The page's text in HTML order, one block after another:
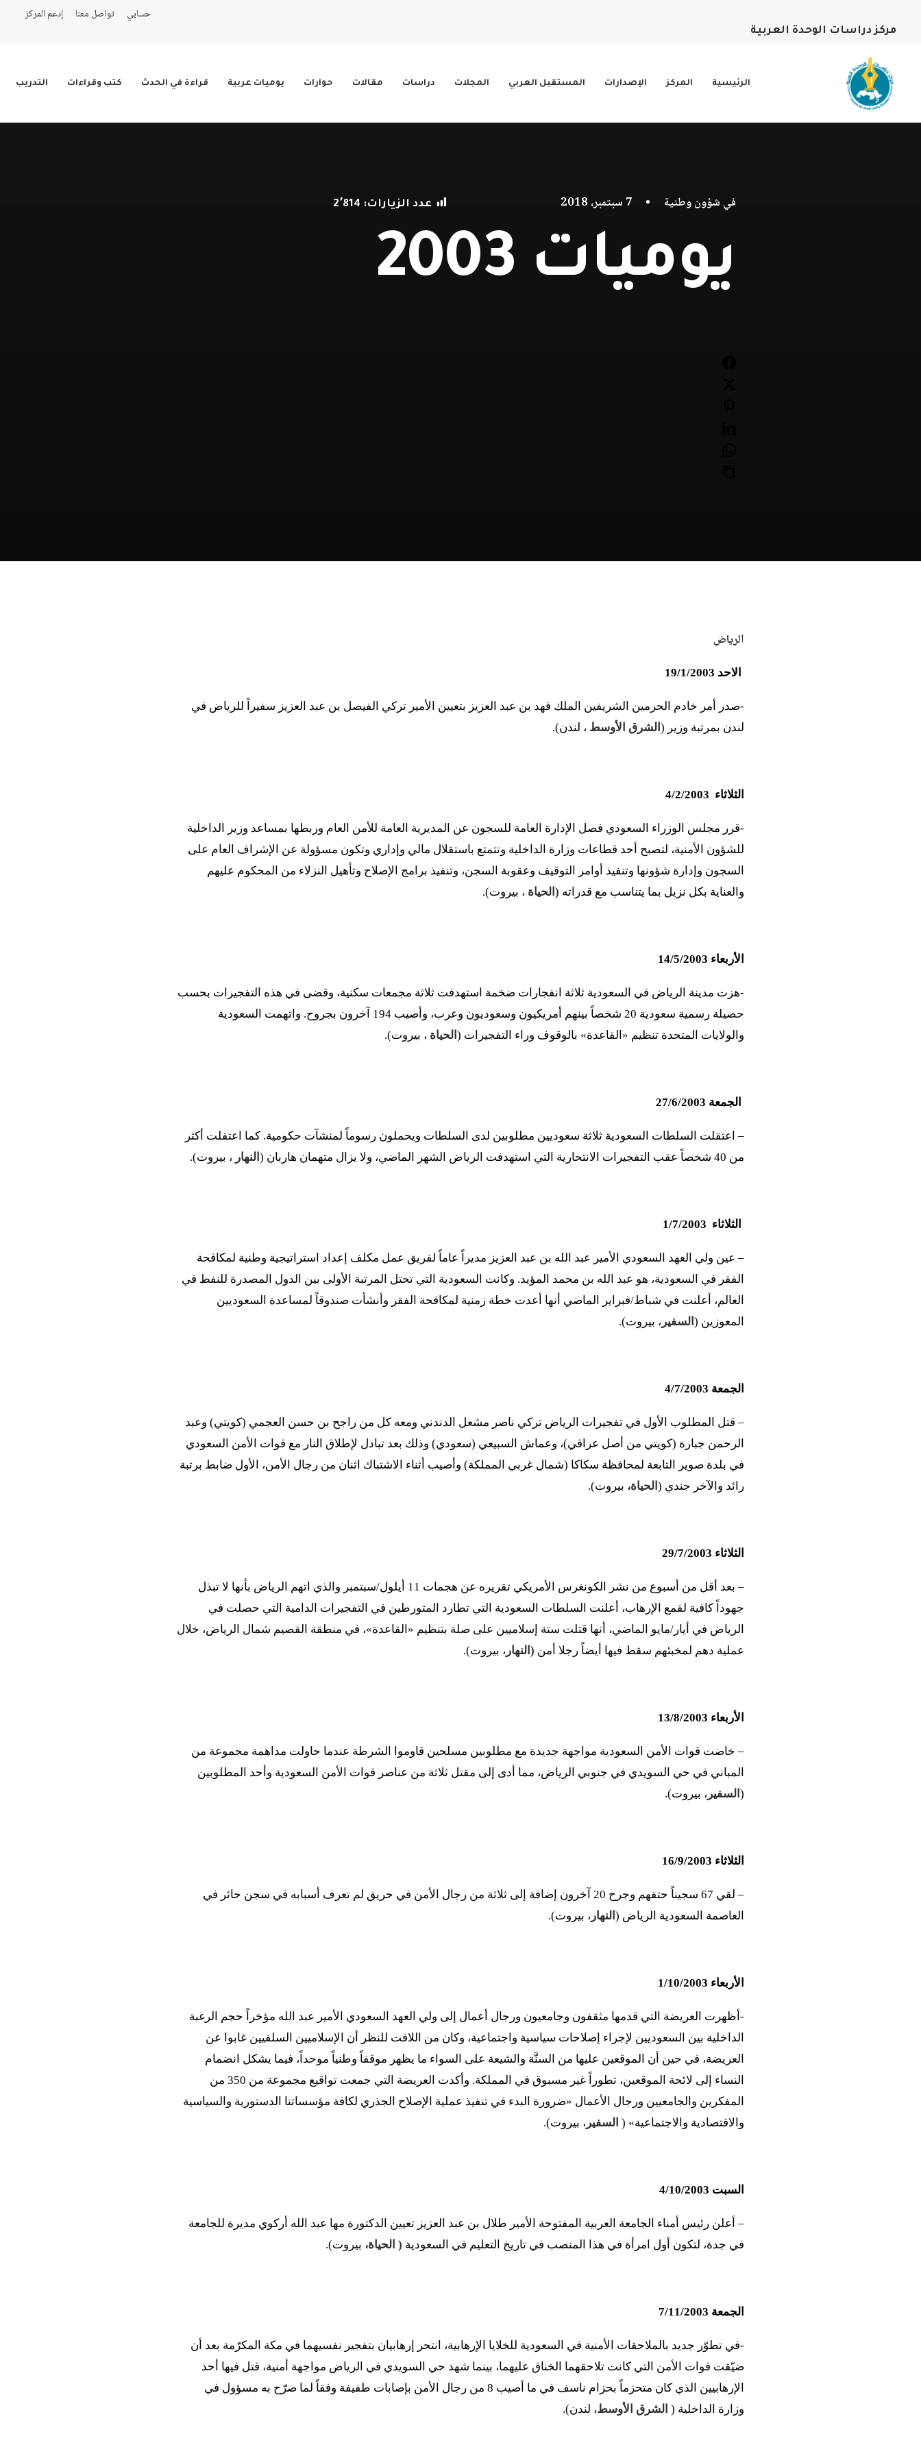
مركز دراسات الوحدة العربية
حسابي تواصل معنا إدعم المركز
الرئيسية المركز الإصدارات المستقبل العربي المجلات دراسات مقالات حوارات يوميات عربية قراءة في الحدث كتب وقراءات التدريب
في شؤون وطنية • 7 سبتمبر، 2018 عدد الزيارات: 2٬814
يوميات 2003
الرياض
الاحد 19/1/2003
-صدر أمر خادم الحرمين الشريفين الملك فهد بن عبد العزيز بتعيين الأمير تركي الفيصل بن عبد العزيز سفيراً للرياض في
لندن بمرتبة وزير ( الشرق الأوسط ، لندن).
الثلاثاء 4/2/2003
-قرر مجلس الوزراء السعودي فصل الإدارة العامة للسجون عن المديرية العامة للأمن العام وربطها بمساعد وزير الداخلية
للشؤون الأمنية، لتصبح أحد قطاعات وزارة الداخلية وتتمتع باستقلال مالي وإداري وتكون مسؤولة عن الإشراف العام على
السجون وإدارة شؤونها وتنفيذ أوامر التوقيف وعقوبة السجن، وتنفيذ برامج الإصلاح وتأهيل النزلاء من المحكوم عليهم
والعناية بكل نزيل بما يتناسب مع قدراته (الحياة ، بيروت).
الأربعاء 14/5/2003
-هزت مدينة الرياض في السعودية ثلاثة انفجارات ضخمة استهدفت ثلاثة مجمعات سكنية، وقضى في هذه التفجيرات بحسب
حصيلة رسمية سعودية 20 شخصاً بينهم أمريكيون وسعوديون وعرب، وأصيب 194 آخرون بجروح. واتهمت السعودية
والولايات المتحدة تنظيم «القاعدة» بالوقوف وراء التفجيرات ( الحياة ، بيروت).
الجمعة 27/6/2003
– اعتقلت السلطات السعودية ثلاثة سعوديين مطلوبين لدى السلطات ويحملون رسوماً لمنشآت حكومية. كما اعتقلت أكثر
من 40 شخصاً عقب التفجيرات الانتحارية التي استهدفت الرياض الشهر الماضي، ولا يزال متهمان هاربان (
النهار ، بيروت).
الثلاثاء 1/7/2003
– عين ولي العهد السعودي الأمير عبد الله بن عبد العزيز مديراً عاماً لفريق عمل مكلف إعداد استراتيجية وطنية لمكافحة
الفقر في السعودية، هو عبد الله بن محمد المؤيد. وكانت السعودية التي تحتل المرتبة الأولى بين الدول المصدرة للنفط في
العالم، أعلنت في شباط/فبراير الماضي أنها أعدت خطة زمنية لمكافحة الفقر وأنشأت صندوقاً لمساعدة السعوديين
المعوزين ( السفير ، بيروت).
الجمعة 4/7/2003
– قتل المطلوب الأول في تفجيرات الرياض تركي ناصر مشعل الدندني ومعه كل من راجح بن حسن العجمي (كويتي) وعبد
الرحمن جبارة (كويتي من أصل عراقي)، وعماش السبيعي (سعودي) وذلك بعد تبادل لإطلاق النار مع قوات الأمن السعودي
في بلدة صوير التابعة لمحافظة سكاكا (شمال غربي المملكة) وأصيب أثناء الاشتباك اثنان من رجال الأمن، الأول ضابط برتبة
رائد والآخر جندي ( الحياة، بيروت).
الثلاثاء 29/7/2003
– بعد أقل من أسبوع من نشر الكونغرس الأمريكي تقريره عن هجمات 11 أيلول/سبتمبر والذي اتهم الرياض بأنها لا تبذل
جهوداً كافية لقمع الإرهاب، أعلنت السلطات السعودية التي تطارد المتورطين في التفجيرات الدامية التي حصلت في
الرياض في أيار/مايو الماضي، أنها قتلت ستة إسلاميين على صلة بتنظيم «القاعدة»، في منطقة القصيم شمال الرياض، خلال
عملية دهم لمخبئهم سقط فيها أيضاً رجلا أمن (النهار ، بيروت).
الأربعاء 13/8/2003
– خاضت قوات الأمن السعودية مواجهة جديدة مع مطلوبين مسلحين قاوموا الشرطة عندما حاولت مداهمة مجموعة من
المباني في حي السويدي في جنوبي الرياض، مما أدى إلى مقتل ثلاثة من عناصر قوات الأمن السعودية وأحد المطلوبين
( السفير ، بيروت).
الثلاثاء 16/9/2003
– لقي 67 سجيناً حتفهم وجرح 20 آخرون إضافة إلى ثلاثة من رجال الأمن في حريق لم تعرف أسبابه في سجن حائر في
العاصمة السعودية الرياض ( النهار ، بيروت).
الأربعاء 1/10/2003
-أظهرت العريضة التي قدمها مثقفون وجامعيون ورجال أعمال إلى ولي العهد السعودي الأمير عبد الله مؤخراً حجم الرغبة
الداخلية بين السعوديين لإجراء إصلاحات سياسية واجتماعية، وكان من اللافت للنظر أن الإسلاميين السلفيين غابوا عن
العريضة، في حين أن الموقعين عليها من السنَّة والشيعة على السواء ما يظهر موقفاً وطنياً موحداً، فيما يشكل انضمام
النساء إلى لائحة الموقعين، تطوراً غير مسبوق في المملكة. وأكدت العريضة التي جمعت تواقيع مجموعة من 350 من
المفكرين والجامعيين ورجال الأعمال «ضرورة البدء في تنفيذ عملية الإصلاح الجذري لكافة مؤسساتنا الدستورية والسياسية
والاقتصادية والاجتماعية» ( السفير ، بيروت).
السبت 4/10/2003
– أعلن رئيس أمناء الجامعة العربية المفتوحة الأمير طلال بن عبد العزيز تعيين الدكتورة مها عبد الله أركوي مديرة للجامعة
في جدة، لتكون أول امرأة في هذا المنصب في تاريخ التعليم في السعودية ( الحياة، بيروت).
الجمعة 7/11/2003
-في تطوّر جديد بالملاحقات الأمنية في السعودية للخلايا الإرهابية، انتحر إرهابيان بتفجير نفسيهما في مكة المكرّمة بعد أن
ضيّقت قوات الأمن التي كانت تلاحقهما الخناق عليهما، بينما شهد حي السويدي في الرياض مواجهة أمنية، قتل فيها أحد
الإرهابيين الذي كان متحزماً بحزام ناسف في ما أصيب 8 من رجال الأمن بإصابات طفيفة وفقاً لما صرّح به مسؤول في
وزارة الداخلية ( الشرق الأوسط، لندن).